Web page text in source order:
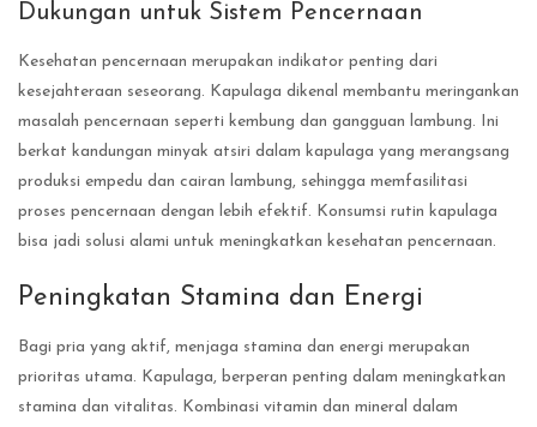
Dukungan untuk Sistem Pencernaan
Kesehatan pencernaan merupakan indikator penting dari
kesejahteraan seseorang. Kapulaga dikenal membantu meringankan
masalah pencernaan seperti kembung dan gangguan lambung. Ini
berkat kandungan minyak atsiri dalam kapulaga yang merangsang
produksi empedu dan cairan lambung, sehingga memfasilitasi
proses pencernaan dengan lebih efektif. Konsumsi rutin kapulaga
bisa jadi solusi alami untuk meningkatkan kesehatan pencernaan.
Peningkatan Stamina dan Energi
Bagi pria yang aktif, menjaga stamina dan energi merupakan
prioritas utama. Kapulaga, berperan penting dalam meningkatkan
stamina dan vitalitas. Kombinasi vitamin dan mineral dalam